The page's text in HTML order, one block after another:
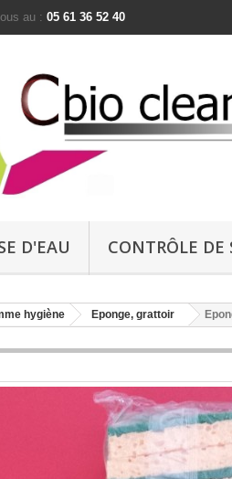
au : 05 61 36 52 40
D'EAU CONTRÔLE DE
hygiène Eponge, grattoir